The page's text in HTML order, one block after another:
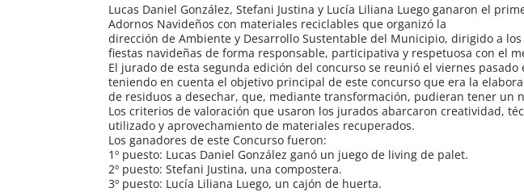
Lucas Daniel González, Stefani Justina y Lucía Liliana Luego ganaron el
Adornos Navideños con materiales reciclables que organizó la
dirección de Ambiente y Desarrollo Sustentable del Municipio, dirigido a
fiestas navideñas de forma responsable, participativa y respetuosa con el
El jurado de esta segunda edición del concurso se reunió el viernes
teniendo en cuenta el objetivo principal de este concurso que era la
de residuos a desechar, que, mediante transformación, pudieran tener un
Los criterios de valoración que usaron los jurados abarcaron creatividad,
utilizado y aprovechamiento de materiales recuperados.
Los ganadores de este Concurso fueron:
1º puesto: Lucas Daniel González ganó un juego de living de palet.
2º puesto: Stefani Justina, una compostera.
3º puesto: Lucía Liliana Luego, un cajón de huerta.